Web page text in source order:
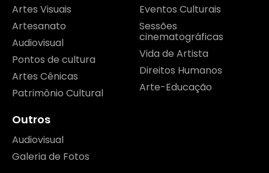
Artes Visuais
Artesanato
Audiovisual
Pontos de cultura
Artes Cênicas
Patrimônio Cultural
Eventos Culturais
Sessões
cinematográficas
Vida de Artista
Direitos Humanos
Arte-Educação
Outros
Audiovisual
Galeria de Fotos